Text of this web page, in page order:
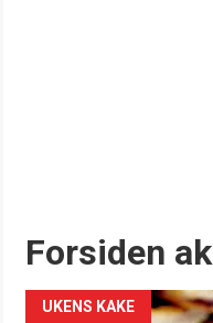
Forsiden
UKENS KAKE